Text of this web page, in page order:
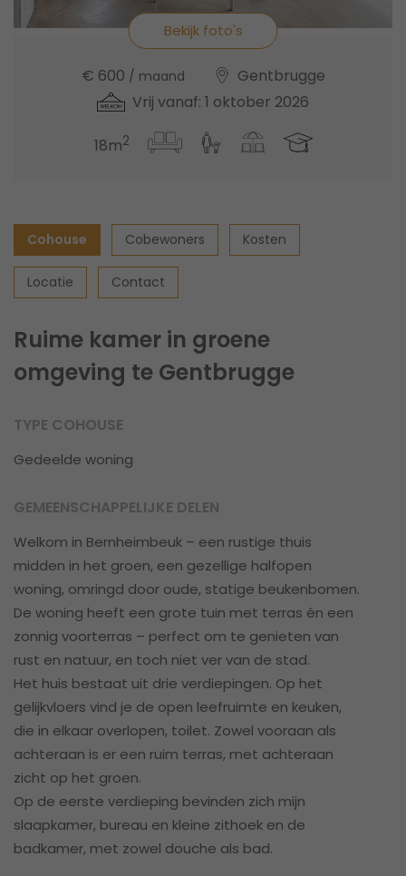
Bekijk foto's
€ 600 / maand
Gentbrugge
Vrij vanaf: 1 oktober 2026
18m2
Cohouse Cobewoners Kosten
Locatie Contact
Ruime kamer in groene
omgeving te Gentbrugge
TYPE COHOUSE
Gedeelde woning
GEMEENSCHAPPELIJKE DELEN
Welkom in Bernheimbeuk – een rustige thuis
midden in het groen, een gezellige halfopen
woning, omringd door oude, statige beukenbomen.
De woning heeft een grote tuin met terras én een
zonnig voorterras – perfect om te genieten van
rust en natuur, en toch niet ver van de stad.
Het huis bestaat uit drie verdiepingen. Op het
gelijkvloers vind je de open leefruimte en keuken,
die in elkaar overlopen, toilet. Zowel vooraan als
achteraan is er een ruim terras, met achteraan
zicht op het groen.
Op de eerste verdieping bevinden zich mijn
slaapkamer, bureau en kleine zithoek en de
badkamer, met zowel douche als bad.